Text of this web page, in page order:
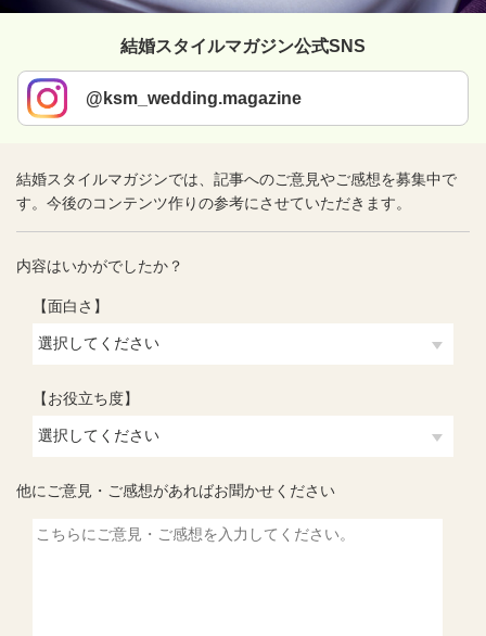
結婚スタイルマガジン公式SNS
@ksm_wedding.magazine
結婚スタイルマガジンでは、記事へのご意見やご感想を募集中で
す。今後のコンテンツ作りの参考にさせていただきます。
内容はいかがでしたか？
【面白さ】
【お役立ち度】
他にご意見・ご感想があればお聞かせください